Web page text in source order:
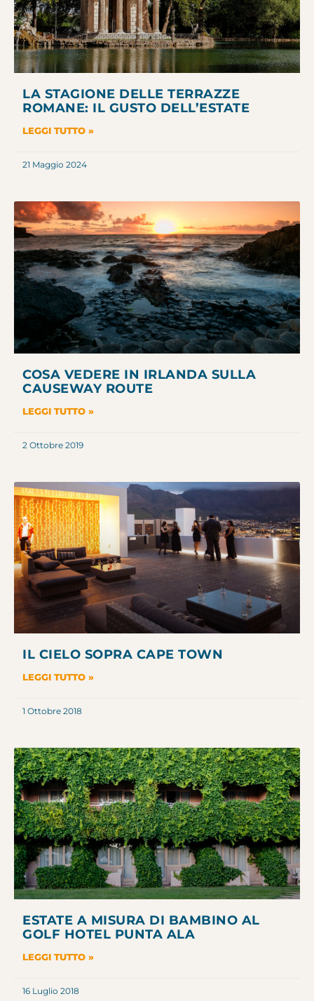
LA STAGIONE DELLE TERRAZZE
ROMANE: IL GUSTO DELL’ESTATE
LEGGI TUTTO »
21 Maggio 2024
COSA VEDERE IN IRLANDA SULLA
CAUSEWAY ROUTE
LEGGI TUTTO »
2 Ottobre 2019
IL CIELO SOPRA CAPE TOWN
LEGGI TUTTO »
1 Ottobre 2018
ESTATE A MISURA DI BAMBINO AL
GOLF HOTEL PUNTA ALA
LEGGI TUTTO »
16 Luglio 2018